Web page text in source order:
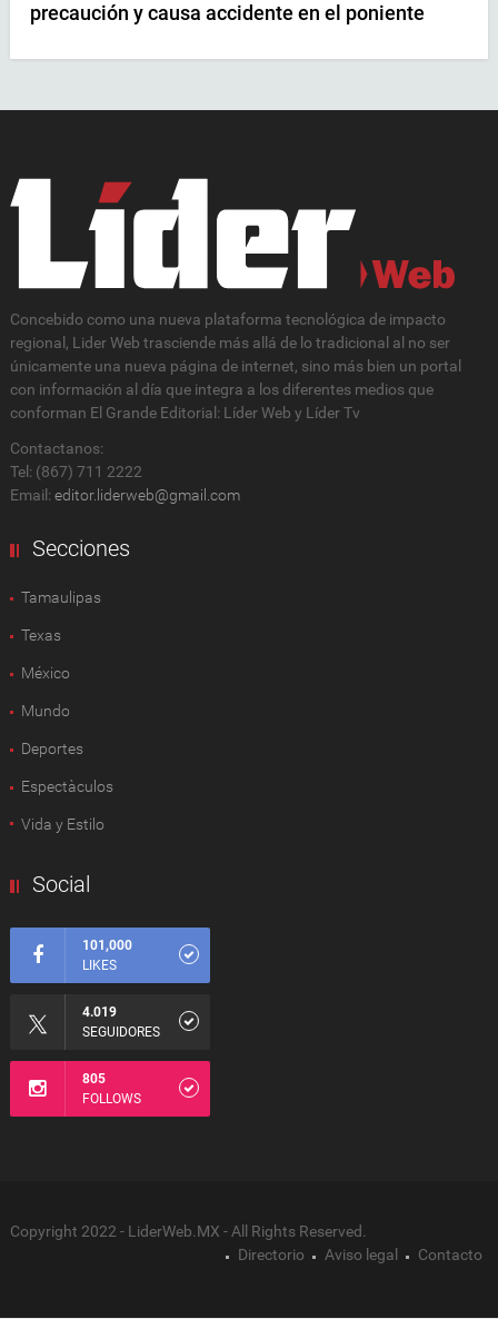
precaución y causa accidente en el poniente
Concebido como una nueva plataforma tecnológica de impacto
regional, Lider Web trasciende más allá de lo tradicional al no ser
únicamente una nueva página de internet, sino más bien un portal
con información al día que integra a los diferentes medios que
conforman El Grande Editorial: Líder Web y Líder Tv
Contactanos:
Tel: (867) 711 2222
Email: editor.liderweb@gmail.com
Secciones
Tamaulipas
Texas
México
Mundo
Deportes
Espectàculos
Vida y Estilo
Social
101,000
LIKES
4.019
SEGUIDORES
805
FOLLOWS
Copyright 2022 - LiderWeb.MX - All Rights Reserved.
Directorio
Aviso legal Contacto